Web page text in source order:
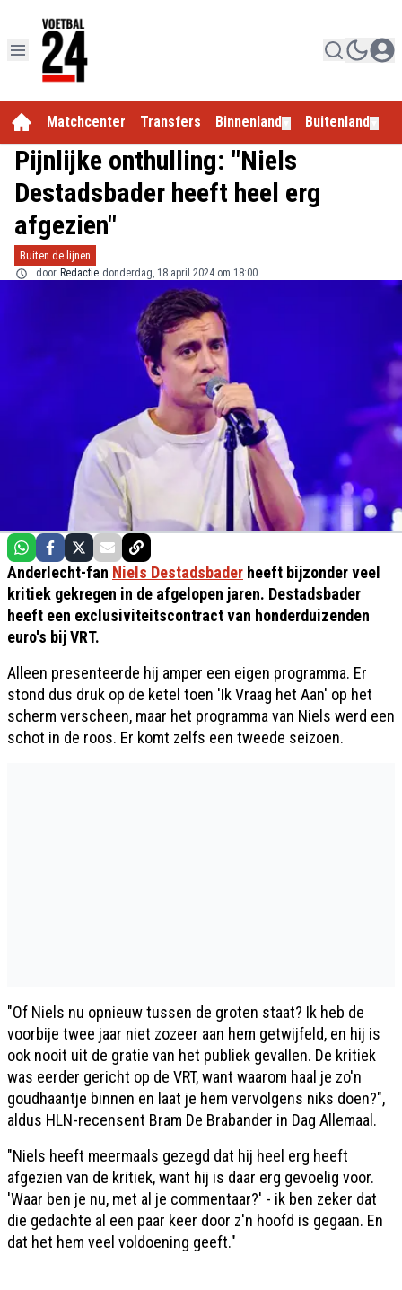
Matchcenter Transfers Binnenland Buitenland
Pijnlijke onthulling: "Niels
Destadsbader heeft heel erg
afgezien"
Buiten de lijnen
door Redactie donderdag, 18 april 2024 om 18:00
Anderlecht-fan Niels Destadsbader heeft bijzonder veel
kritiek gekregen in de afgelopen jaren. Destadsbader
heeft een exclusiviteitscontract van honderduizenden
euro's bij VRT.
Alleen presenteerde hij amper een eigen programma. Er
stond dus druk op de ketel toen 'Ik Vraag het Aan' op het
scherm verscheen, maar het programma van Niels werd een
schot in de roos. Er komt zelfs een tweede seizoen.
"Of Niels nu opnieuw tussen de groten staat? Ik heb de
voorbije twee jaar niet zozeer aan hem getwijfeld, en hij is
ook nooit uit de gratie van het publiek gevallen. De kritiek
was eerder gericht op de VRT, want waarom haal je zo'n
goudhaantje binnen en laat je hem vervolgens niks doen?",
aldus HLN-recensent Bram De Brabander in Dag Allemaal.
"Niels heeft meermaals gezegd dat hij heel erg heeft
afgezien van de kritiek, want hij is daar erg gevoelig voor.
'Waar ben je nu, met al je commentaar?' - ik ben zeker dat
die gedachte al een paar keer door z'n hoofd is gegaan. En
dat het hem veel voldoening geeft."